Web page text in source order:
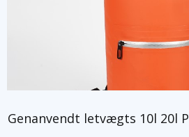
Genanvendt letvægts 10l 20l